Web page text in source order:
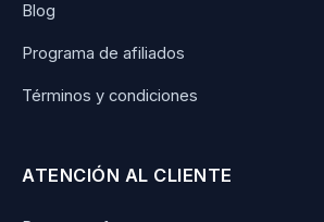
Blog
Programa de afiliados
Términos y condiciones
ATENCIÓN AL CLIENTE